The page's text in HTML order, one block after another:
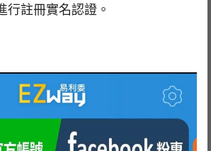
行註冊實名認證。